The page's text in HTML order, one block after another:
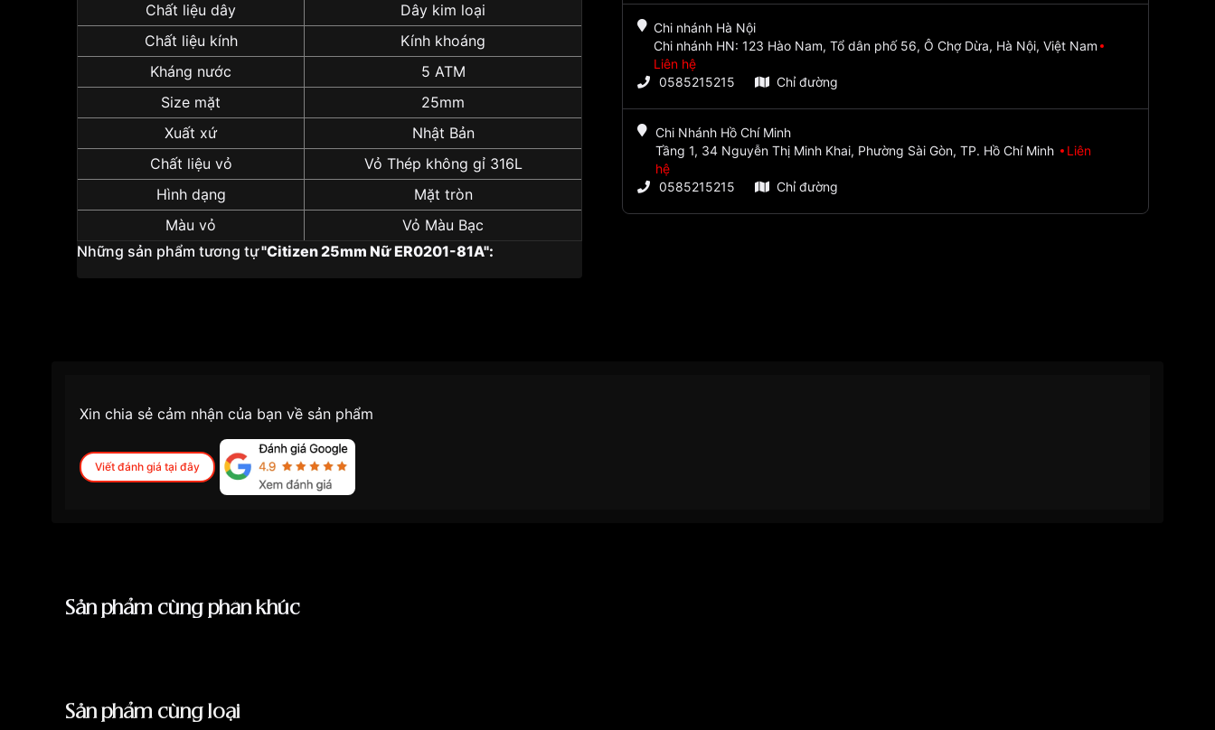
Chất liệu dây
Dây kim loại
Chất liệu kính
Kính khoáng
Kháng nước
5 ATM
Size mặt
25mm
Xuất xứ
Nhật Bản
Chất liệu vỏ
Vỏ Thép không gỉ 316L
Hình dạng
Mặt tròn
Màu vỏ
Vỏ Màu Bạc
Những sản phẩm tương tự"Citizen 25mm Nữ ER0201-81A":
Chi nhánh Hà Nội
Chi nhánh HN: 123 Hào Nam, Tổ dân phố 56, Ô Chợ Dừa, Hà Nội, Việt Nam
Liên hệ
0585215215
Chỉ đường
Chi Nhánh Hồ Chí Minh
Tầng 1, 34 Nguyễn Thị Minh Khai, Phường Sài Gòn, TP. Hồ Chí Minh
Liên
hệ
0585215215
Chỉ đường
Xin chia sẻ cảm nhận của bạn về sản phẩm
Viết đánh giá tại đây
Sản phẩm cùng phân khúc
Sản phẩm cùng loại